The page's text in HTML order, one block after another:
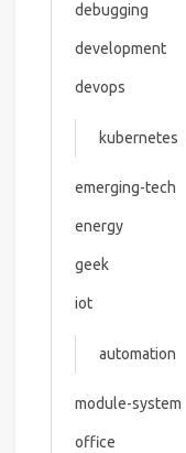
debugging
development
devops
kubernetes
emerging-tech
energy
geek
iot
automation
module-system
office